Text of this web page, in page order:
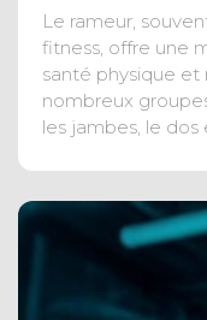
Le rameur,
fitness, offre une
santé physique et
nombreux
les jambes, le dos